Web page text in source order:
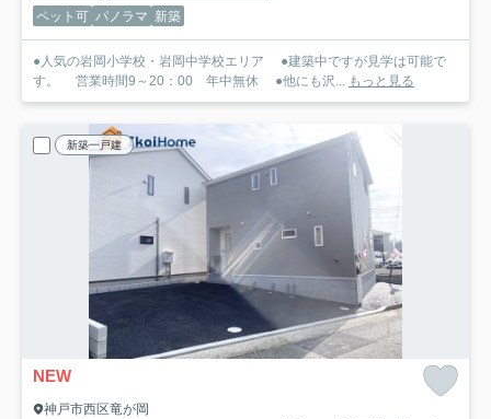
ペット可 パノラマ 新築
●人気の岩岡小学校・岩岡中学校エリア ●建築中ですが見学は可能で
す。 営業時間9～20：00 年中無休 ●他にも沢... もっと見る
新築一戸建
NEW
神戸市西区竜が岡